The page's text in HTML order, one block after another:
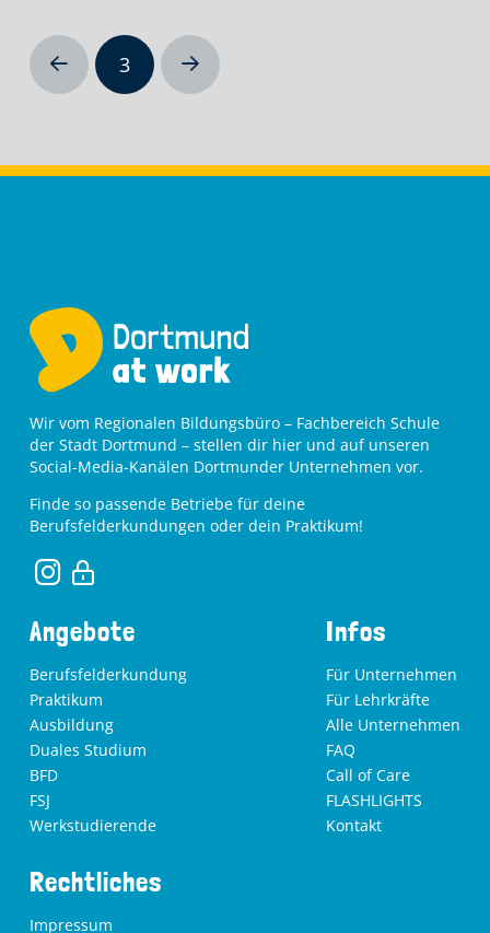
Prev 3 Next
Wir vom Regionalen Bildungsbüro – Fachbereich Schule
der Stadt Dortmund – stellen dir hier und auf unseren
Social-Media-Kanälen Dortmunder Unternehmen vor.
Finde so passende Betriebe für deine
Berufsfelderkundungen oder dein Praktikum!
Angebote
Berufsfelderkundung
Praktikum
Ausbildung
Duales Studium
BFD
FSJ
Werkstudierende
Infos
Für Unternehmen
Für Lehrkräfte
Alle Unternehmen
FAQ
Call of Care
FLASHLIGHTS
Kontakt
Rechtliches
Impressum